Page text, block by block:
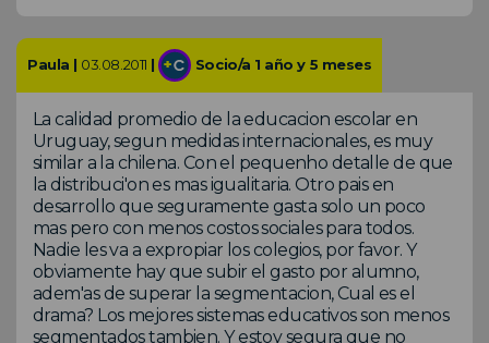
Paula | 03.08.2011 | Socio/a 1 año y 5 meses
La calidad promedio de la educacion escolar en
Uruguay, segun medidas internacionales, es muy
similar a la chilena. Con el pequenho detalle de que
la distribuci'on es mas igualitaria. Otro pais en
desarrollo que seguramente gasta solo un poco
mas pero con menos costos sociales para todos.
Nadie les va a expropiar los colegios, por favor. Y
obviamente hay que subir el gasto por alumno,
adem'as de superar la segmentacion, Cual es el
drama? Los mejores sistemas educativos son menos
segmentados tambien. Y estoy segura que no